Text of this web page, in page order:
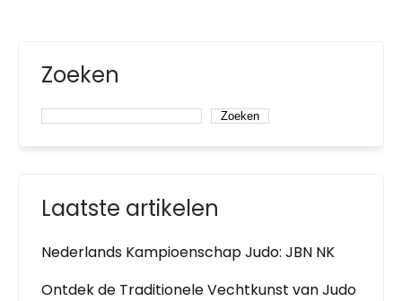
Zoeken
Zoeken
Laatste artikelen
Nederlands Kampioenschap Judo: JBN NK
Ontdek de Traditionele Vechtkunst van Judo